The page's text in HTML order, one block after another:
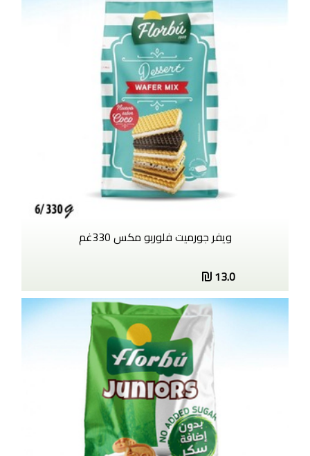
ويفر جورميت فلوربو مكس 330غم
13.0